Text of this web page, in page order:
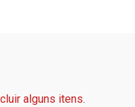
alguns itens.